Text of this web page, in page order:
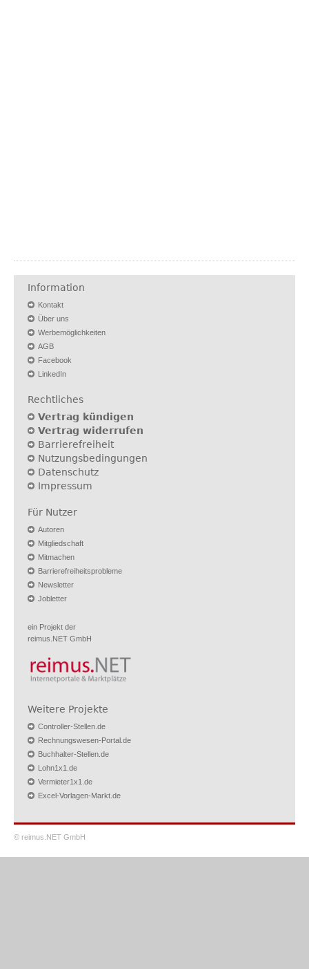
Information
Kontakt
Über uns
Werbemöglichkeiten
AGB
Facebook
LinkedIn
Rechtliches
Vertrag kündigen
Vertrag widerrufen
Barrierefreiheit
Nutzungsbedingungen
Datenschutz
Impressum
Für Nutzer
Autoren
Mitgliedschaft
Mitmachen
Barrierefreiheitsprobleme
Newsletter
Jobletter
ein Projekt der
reimus.NET GmbH
Weitere Projekte
Controller-Stellen.de
Rechnungswesen-Portal.de
Buchhalter-Stellen.de
Lohn1x1.de
Vermieter1x1.de
Excel-Vorlagen-Markt.de
© reimus.NET GmbH